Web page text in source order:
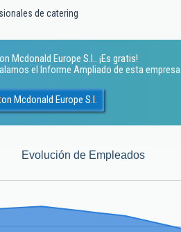
de catering
Mcdonald Europe S.l.. ¡Es gratis!
el Informe Ampliado de esta empresa
Mcdonald Europe S.l.
Evolución de Empleados